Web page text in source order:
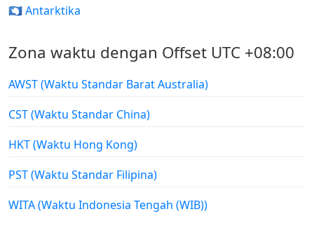
🇦🇶 Antarktika
Zona waktu dengan Offset UTC +08:00
AWST (Waktu Standar Barat Australia)
CST (Waktu Standar China)
HKT (Waktu Hong Kong)
PST (Waktu Standar Filipina)
WITA (Waktu Indonesia Tengah (WIB))